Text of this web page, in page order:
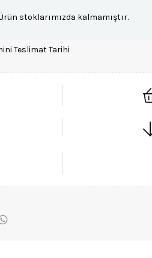
stoklarımızda kalmamıştır.
Teslimat Tarihi